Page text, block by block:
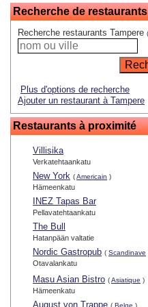
Recherche de restaurants
Recherche restaurants Tampere
Plus d'options de recherche
Ajouter un restaurant à Tampere
Restaurants à proximité
Villisika
Verkatehtaankatu
New York (Americain )
Hämeenkatu
INEZ Tapas Bar
Pellavatehtaankatu
The Bull
Hatanpään valtatie
Nordic Gastropub ( Scandinave
Otavalankatu
Masu Asian Bistro (Asiatique )
Hämeenkatu
August von Trappe ( Belge )